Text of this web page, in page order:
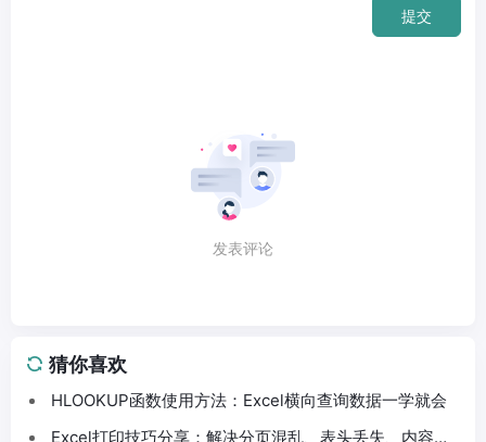
提交
发表评论
猜你喜欢
HLOOKUP函数使用方法：Excel横向查询数据一学就会
Excel打印技巧分享：解决分页混乱、表头丢失、内容截